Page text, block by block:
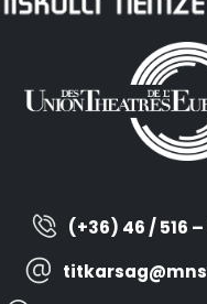
(+36) 46 / 516 –